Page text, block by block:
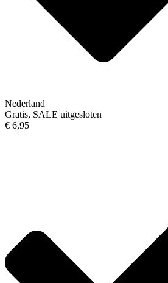
Nederland
Gratis, SALE uitgesloten
€ 6,95